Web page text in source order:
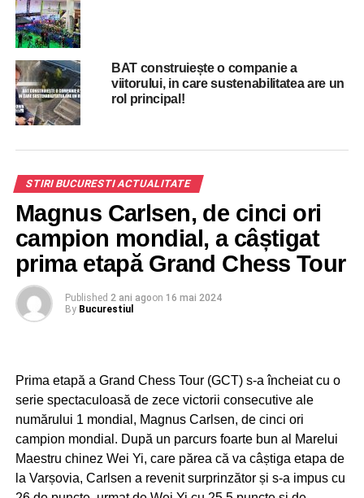
DON'T MISS
Un magistrat da vina pe alesi pentru crima din
Caracal: „O lege facuta pentru protectia
infractorilor a omorat un om”
BAT construiește o companie a
viitorului, in care sustenabilitatea are un
rol principal!
STIRI BUCURESTI ACTUALITATE
Magnus Carlsen, de cinci ori
campion mondial, a câștigat
prima etapă Grand Chess Tour
Published 2 ani agoon 16 mai 2024
By Bucurestiul
Prima etapă a Grand Chess Tour (GCT) s-a încheiat cu o
serie spectaculoasă de zece victorii consecutive ale
numărului 1 mondial, Magnus Carlsen, de cinci ori
campion mondial. După un parcurs foarte bun al Marelui
Maestru chinez Wei Yi, care părea că va câștiga etapa de
la Varșovia, Carlsen a revenit surprinzător și s-a impus cu